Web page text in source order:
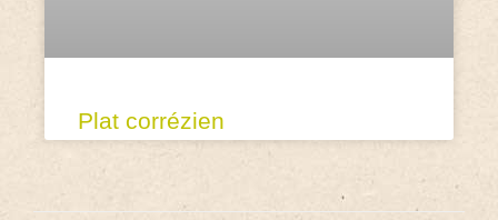
Plat corrézien